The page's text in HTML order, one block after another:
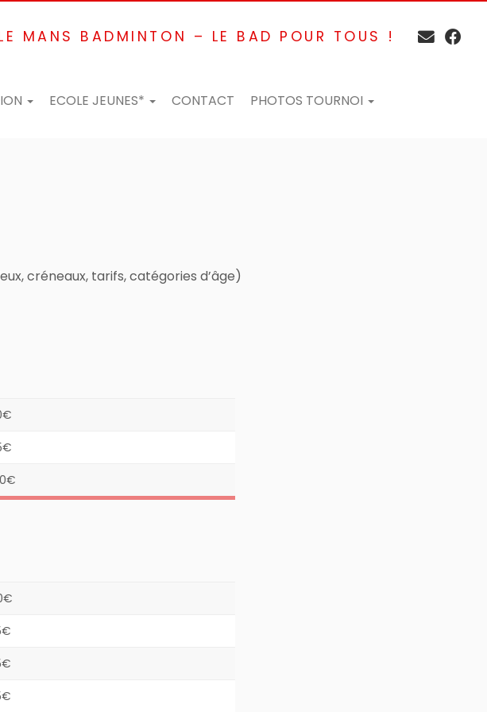
MANS BADMINTON – LE BAD POUR TOUS !
ECOLE JEUNES* CONTACT
PHOTOS TOURNOI
créneaux, tarifs, catégories d’âge)